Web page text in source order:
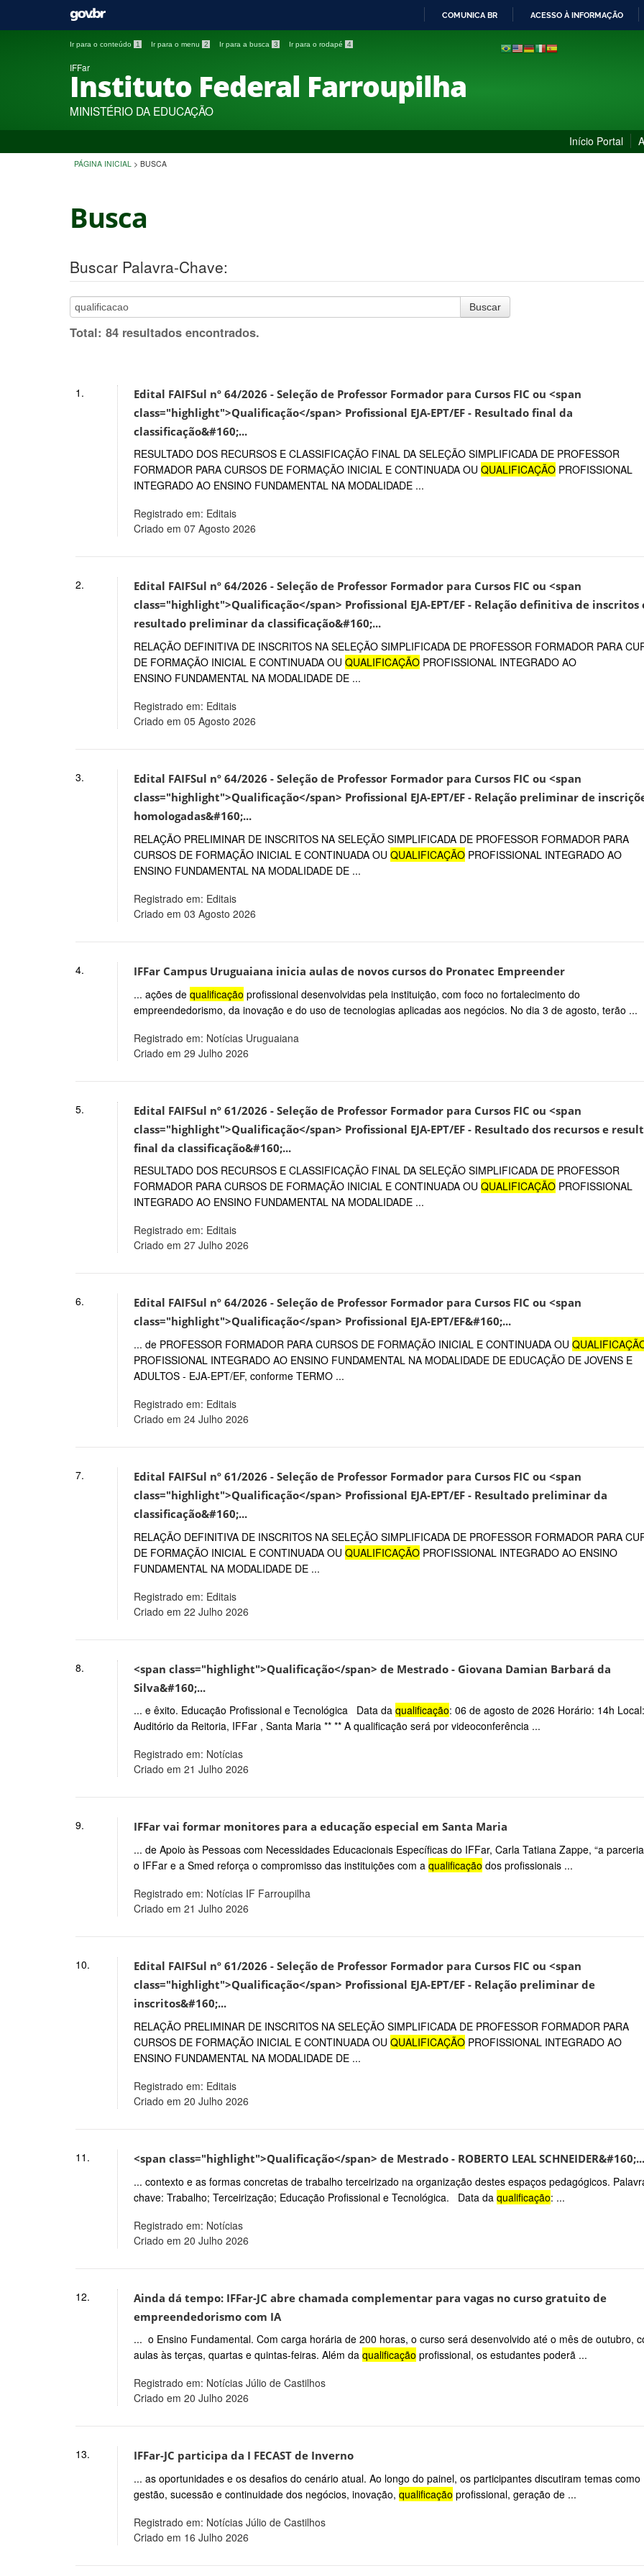
PARA
COMUNICA BR ACESSO À INFORMAÇÃO
Ir para o conteúdo 1 Ir para o menu 2 Ir para a busca 3 Ir para o rodapé 4
IFFar
Instituto Federal Farroupilha
MINISTÉRIO DA EDUCAÇÃO
Início Portal
PÁGINA INICIAL > BUSCA
Busca
Buscar Palavra-Chave:
Buscar
Total: 84 resultados encontrados.
Edital FAIFSul nº 64/2026 - Seleção de Professor Formador para Cursos FIC ou <span
class="highlight">Qualificação</span> Profissional EJA-EPT/EF - Resultado final da
classificação&#160;...
RESULTADO DOS RECURSOS E CLASSIFICAÇÃO FINAL DA SELEÇÃO SIMPLIFICADA DE PROFESSOR
FORMADOR PARA CURSOS DE FORMAÇÃO INICIAL E CONTINUADA OU QUALIFICAÇÃOPROFISSIONAL
INTEGRADO AO ENSINO FUNDAMENTAL NA MODALIDADE ...
Registrado em: Editais
Criado em 07 Agosto 2026
1.
Edital FAIFSul nº 64/2026 - Seleção de Professor Formador para Cursos FIC ou <span
class="highlight">Qualificação</span> Profissional EJA-EPT/EF - Relação definitiva de inscritos
resultado preliminar da classificação&#160;...
RELAÇÃO DEFINITIVA DE INSCRITOS NA SELEÇÃO SIMPLIFICADA DE PROFESSOR FORMADOR PARA
DE FORMAÇÃO INICIAL E CONTINUADA OU QUALIFICAÇÃOPROFISSIONAL INTEGRADO AO
ENSINO FUNDAMENTAL NA MODALIDADE DE ...
Registrado em: Editais
Criado em 05 Agosto 2026
2.
Edital FAIFSul nº 64/2026 - Seleção de Professor Formador para Cursos FIC ou <span
class="highlight">Qualificação</span> Profissional EJA-EPT/EF - Relação preliminar de
homologadas&#160;...
RELAÇÃO PRELIMINAR DE INSCRITOS NA SELEÇÃO SIMPLIFICADA DE PROFESSOR FORMADOR PARA
CURSOS DE FORMAÇÃO INICIAL E CONTINUADA OU QUALIFICAÇÃOPROFISSIONAL INTEGRADO AO
ENSINO FUNDAMENTAL NA MODALIDADE DE ...
Registrado em: Editais
Criado em 03 Agosto 2026
3.
IFFar Campus Uruguaiana inicia aulas de novos cursos do Pronatec Empreender
... ações de qualificação profissional desenvolvidas pela instituição, com foco no fortalecimento do
empreendedorismo, da inovação e do uso de tecnologias aplicadas aos negócios. No dia 3 de agosto, terão ...
Registrado em: Notícias Uruguaiana
Criado em 29 Julho 2026
4.
Edital FAIFSul nº 61/2026 - Seleção de Professor Formador para Cursos FIC ou <span
class="highlight">Qualificação</span> Profissional EJA-EPT/EF - Resultado dos recursos e
final da classificação&#160;...
RESULTADO DOS RECURSOS E CLASSIFICAÇÃO FINAL DA SELEÇÃO SIMPLIFICADA DE PROFESSOR
FORMADOR PARA CURSOS DE FORMAÇÃO INICIAL E CONTINUADA OU QUALIFICAÇÃOPROFISSIONAL
INTEGRADO AO ENSINO FUNDAMENTAL NA MODALIDADE ...
Registrado em: Editais
Criado em 27 Julho 2026
5.
Edital FAIFSul nº 64/2026 - Seleção de Professor Formador para Cursos FIC ou <span
class="highlight">Qualificação</span> Profissional EJA-EPT/EF&#160;...
... de PROFESSOR FORMADOR PARA CURSOS DE FORMAÇÃO INICIAL E CONTINUADA OU
PROFISSIONAL INTEGRADO AO ENSINO FUNDAMENTAL NA MODALIDADE DE EDUCAÇÃO DE JOVENS E
ADULTOS - EJA-EPT/EF, conforme TERMO ...
Registrado em: Editais
Criado em 24 Julho 2026
6.
Edital FAIFSul nº 61/2026 - Seleção de Professor Formador para Cursos FIC ou <span
class="highlight">Qualificação</span> Profissional EJA-EPT/EF - Resultado preliminar da
classificação&#160;...
RELAÇÃO DEFINITIVA DE INSCRITOS NA SELEÇÃO SIMPLIFICADA DE PROFESSOR FORMADOR PARA
DE FORMAÇÃO INICIAL E CONTINUADA OU QUALIFICAÇÃOPROFISSIONAL INTEGRADO AO ENSINO
FUNDAMENTAL NA MODALIDADE DE ...
Registrado em: Editais
Criado em 22 Julho 2026
7.
<span class="highlight">Qualificação</span> de Mestrado - Giovana Damian Barbará da
Silva&#160;...
... e êxito. Educação Profissional e Tecnológica Data da qualificação: 06 de agosto de 2026 Horário: 14h Local:
Auditório da Reitoria, IFFar , Santa Maria ** ** A qualificação será por videoconferência ...
Registrado em: Notícias
Criado em 21 Julho 2026
8.
IFFar vai formar monitores para a educação especial em Santa Maria
... de Apoio às Pessoas com Necessidades Educacionais Específicas do IFFar, Carla Tatiana Zappe, “a
o IFFar e a Smed reforça o compromisso das instituições com a qualificação dos profissionais ...
Registrado em: Notícias IF Farroupilha
Criado em 21 Julho 2026
9.
Edital FAIFSul nº 61/2026 - Seleção de Professor Formador para Cursos FIC ou <span
class="highlight">Qualificação</span> Profissional EJA-EPT/EF - Relação preliminar de
inscritos&#160;...
RELAÇÃO PRELIMINAR DE INSCRITOS NA SELEÇÃO SIMPLIFICADA DE PROFESSOR FORMADOR PARA
CURSOS DE FORMAÇÃO INICIAL E CONTINUADA OU QUALIFICAÇÃOPROFISSIONAL INTEGRADO AO
ENSINO FUNDAMENTAL NA MODALIDADE DE ...
Registrado em: Editais
Criado em 20 Julho 2026
10.
<span class="highlight">Qualificação</span> de Mestrado - ROBERTO LEAL SCHNEIDER&#160;...
... contexto e as formas concretas de trabalho terceirizado na organização destes espaços pedagógicos.
chave: Trabalho; Terceirização; Educação Profissional e Tecnológica. Data da qualificação: ...
Registrado em: Notícias
Criado em 20 Julho 2026
11.
Ainda dá tempo: IFFar-JC abre chamada complementar para vagas no curso gratuito de
empreendedorismo com IA
... o Ensino Fundamental. Com carga horária de 200 horas, o curso será desenvolvido até o mês de outubro,
aulas às terças, quartas e quintas-feiras. Além da qualificação profissional, os estudantes poderã ...
Registrado em: Notícias Júlio de Castilhos
Criado em 20 Julho 2026
12.
IFFar-JC participa da I FECAST de Inverno
... as oportunidades e os desafios do cenário atual. Ao longo do painel, os participantes discutiram temas como
gestão, sucessão e continuidade dos negócios, inovação, qualificação profissional, geração de ...
Registrado em: Notícias Júlio de Castilhos
Criado em 16 Julho 2026
13.